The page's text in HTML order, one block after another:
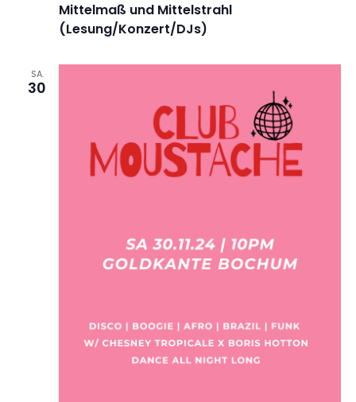
Mittelmaß und Mittelstrahl
(Lesung/Konzert/DJs)
SA.
30